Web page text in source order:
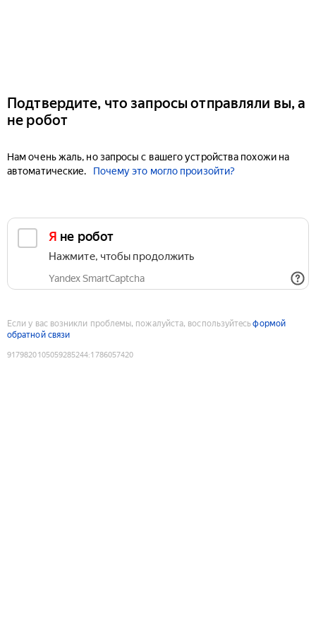
Подтвердите, что запросы отправляли вы, а
не робот
Нам очень жаль, но запросы с вашего устройства похожи на
автоматические.
Почему это могло произойти?
Я не робот
Нажмите, чтобы продолжить
Yandex SmartCaptcha
Если у вас возникли проблемы, пожалуйста, воспользуйтесьформой
обратной связи
9179820105059285244:1786057420